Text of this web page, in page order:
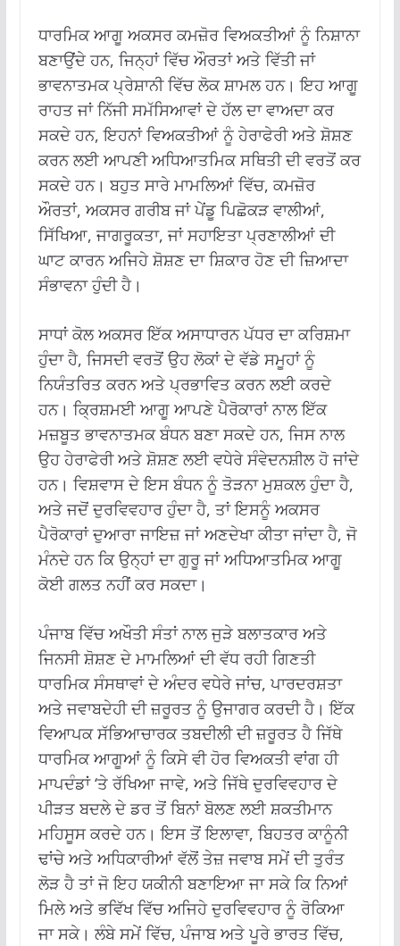
ਧਾਰਮਿਕ ਆਗੂ ਅਕਸਰ ਕਮਜ਼ੋਰ ਵਿਅਕਤੀਆਂ ਨੂੰ ਨਿਸ਼ਾਨਾ
ਬਣਾਉਂਦੇ ਹਨ, ਜਿਨ੍ਹਾਂ ਵਿੱਚ ਔਰਤਾਂ ਅਤੇ ਵਿੱਤੀ ਜਾਂ
ਭਾਵਨਾਤਮਕ ਪ੍ਰੇਸ਼ਾਨੀ ਵਿੱਚ ਲੋਕ ਸ਼ਾਮਲ ਹਨ। ਇਹ ਆਗੂ
ਰਾਹਤ ਜਾਂ ਨਿੱਜੀ ਸਮੱਸਿਆਵਾਂ ਦੇ ਹੱਲ ਦਾ ਵਾਅਦਾ ਕਰ
ਸਕਦੇ ਹਨ, ਇਹਨਾਂ ਵਿਅਕਤੀਆਂ ਨੂੰ ਹੇਰਾਫੇਰੀ ਅਤੇ ਸ਼ੋਸ਼ਣ
ਕਰਨ ਲਈ ਆਪਣੀ ਅਧਿਆਤਮਿਕ ਸਥਿਤੀ ਦੀ ਵਰਤੋਂ ਕਰ
ਸਕਦੇ ਹਨ। ਬਹੁਤ ਸਾਰੇ ਮਾਮਲਿਆਂ ਵਿੱਚ, ਕਮਜ਼ੋਰ
ਔਰਤਾਂ, ਅਕਸਰ ਗਰੀਬ ਜਾਂ ਪੇਂਡੂ ਪਿਛੋਕੜ ਵਾਲੀਆਂ,
ਸਿੱਖਿਆ, ਜਾਗਰੂਕਤਾ, ਜਾਂ ਸਹਾਇਤਾ ਪ੍ਰਣਾਲੀਆਂ ਦੀ
ਘਾਟ ਕਾਰਨ ਅਜਿਹੇ ਸ਼ੋਸ਼ਣ ਦਾ ਸ਼ਿਕਾਰ ਹੋਣ ਦੀ ਜ਼ਿਆਦਾ
ਸੰਭਾਵਨਾ ਹੁੰਦੀ ਹੈ।
ਸਾਧਾਂ ਕੋਲ ਅਕਸਰ ਇੱਕ ਅਸਾਧਾਰਨ ਪੱਧਰ ਦਾ ਕਰਿਸ਼ਮਾ
ਹੁੰਦਾ ਹੈ, ਜਿਸਦੀ ਵਰਤੋਂ ਉਹ ਲੋਕਾਂ ਦੇ ਵੱਡੇ ਸਮੂਹਾਂ ਨੂੰ
ਨਿਯੰਤਰਿਤ ਕਰਨ ਅਤੇ ਪ੍ਰਭਾਵਿਤ ਕਰਨ ਲਈ ਕਰਦੇ
ਹਨ। ਕ੍ਰਿਸ਼ਮਈ ਆਗੂ ਆਪਣੇ ਪੈਰੋਕਾਰਾਂ ਨਾਲ ਇੱਕ
ਮਜ਼ਬੂਤ ​​ਭਾਵਨਾਤਮਕ ਬੰਧਨ ਬਣਾ ਸਕਦੇ ਹਨ, ਜਿਸ ਨਾਲ
ਉਹ ਹੇਰਾਫੇਰੀ ਅਤੇ ਸ਼ੋਸ਼ਣ ਲਈ ਵਧੇਰੇ ਸੰਵੇਦਨਸ਼ੀਲ ਹੋ ਜਾਂਦੇ
ਹਨ। ਵਿਸ਼ਵਾਸ ਦੇ ਇਸ ਬੰਧਨ ਨੂੰ ਤੋੜਨਾ ਮੁਸ਼ਕਲ ਹੁੰਦਾ ਹੈ,
ਅਤੇ ਜਦੋਂ ਦੁਰਵਿਵਹਾਰ ਹੁੰਦਾ ਹੈ, ਤਾਂ ਇਸਨੂੰ ਅਕਸਰ
ਪੈਰੋਕਾਰਾਂ ਦੁਆਰਾ ਜਾਇਜ਼ ਜਾਂ ਅਣਦੇਖਾ ਕੀਤਾ ਜਾਂਦਾ ਹੈ, ਜੋ
ਮੰਨਦੇ ਹਨ ਕਿ ਉਨ੍ਹਾਂ ਦਾ ਗੁਰੂ ਜਾਂ ਅਧਿਆਤਮਿਕ ਆਗੂ
ਕੋਈ ਗਲਤ ਨਹੀਂ ਕਰ ਸਕਦਾ।
ਪੰਜਾਬ ਵਿੱਚ ਅਖੌਤੀ ਸੰਤਾਂ ਨਾਲ ਜੁੜੇ ਬਲਾਤਕਾਰ ਅਤੇ
ਜਿਨਸੀ ਸ਼ੋਸ਼ਣ ਦੇ ਮਾਮਲਿਆਂ ਦੀ ਵੱਧ ਰਹੀ ਗਿਣਤੀ
ਧਾਰਮਿਕ ਸੰਸਥਾਵਾਂ ਦੇ ਅੰਦਰ ਵਧੇਰੇ ਜਾਂਚ, ਪਾਰਦਰਸ਼ਤਾ
ਅਤੇ ਜਵਾਬਦੇਹੀ ਦੀ ਜ਼ਰੂਰਤ ਨੂੰ ਉਜਾਗਰ ਕਰਦੀ ਹੈ। ਇੱਕ
ਵਿਆਪਕ ਸੱਭਿਆਚਾਰਕ ਤਬਦੀਲੀ ਦੀ ਜ਼ਰੂਰਤ ਹੈ ਜਿੱਥੇ
ਧਾਰਮਿਕ ਆਗੂਆਂ ਨੂੰ ਕਿਸੇ ਵੀ ਹੋਰ ਵਿਅਕਤੀ ਵਾਂਗ ਹੀ
ਮਾਪਦੰਡਾਂ ‘ਤੇ ਰੱਖਿਆ ਜਾਵੇ, ਅਤੇ ਜਿੱਥੇ ਦੁਰਵਿਵਹਾਰ ਦੇ
ਪੀੜਤ ਬਦਲੇ ਦੇ ਡਰ ਤੋਂ ਬਿਨਾਂ ਬੋਲਣ ਲਈ ਸ਼ਕਤੀਮਾਨ
ਮਹਿਸੂਸ ਕਰਦੇ ਹਨ। ਇਸ ਤੋਂ ਇਲਾਵਾ, ਬਿਹਤਰ ਕਾਨੂੰਨੀ
ਢਾਂਚੇ ਅਤੇ ਅਧਿਕਾਰੀਆਂ ਵੱਲੋਂ ਤੇਜ਼ ਜਵਾਬ ਸਮੇਂ ਦੀ ਤੁਰੰਤ
ਲੋੜ ਹੈ ਤਾਂ ਜੋ ਇਹ ਯਕੀਨੀ ਬਣਾਇਆ ਜਾ ਸਕੇ ਕਿ ਨਿਆਂ
ਮਿਲੇ ਅਤੇ ਭਵਿੱਖ ਵਿੱਚ ਅਜਿਹੇ ਦੁਰਵਿਵਹਾਰ ਨੂੰ ਰੋਕਿਆ
ਜਾ ਸਕੇ। ਲੰਬੇ ਸਮੇਂ ਵਿੱਚ, ਪੰਜਾਬ ਅਤੇ ਪੂਰੇ ਭਾਰਤ ਵਿੱਚ,